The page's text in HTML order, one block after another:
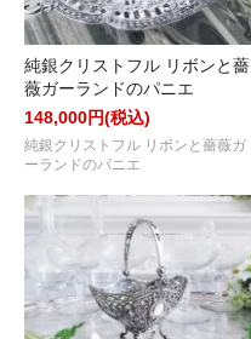
純銀クリストフル リボンと薔
薇ガーランドのパニエ
148,000円(税込)
純銀クリストフル リボンと薔薇ガ
ーランドのパニエ